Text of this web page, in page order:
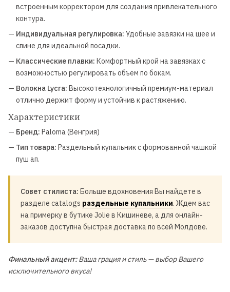
встроенным корректором для создания привлекательного
контура.
— Индивидуальная регулировка: Удобные завязки на шее и
спине для идеальной посадки.
— Классические плавки: Комфортный крой на завязках с
возможностью регулировать объем по бокам.
— Волокна Lycra: Высокотехнологичный премиум-материал
отлично держит форму и устойчив к растяжению.
Характеристики
— Бренд: Paloma (Венгрия)
— Тип товара: Раздельный купальник с формованной чашкой
пуш ап.
Совет стилиста: Больше вдохновения Вы найдете в
разделе catalogs раздельные купальники. Ждем вас
на примерку в бутике Jolie в Кишиневе, а для онлайн-
заказов доступна быстрая доставка по всей Молдове.
Финальный акцент:Ваша грация и стиль — выбор Вашего
исключительного вкуса!